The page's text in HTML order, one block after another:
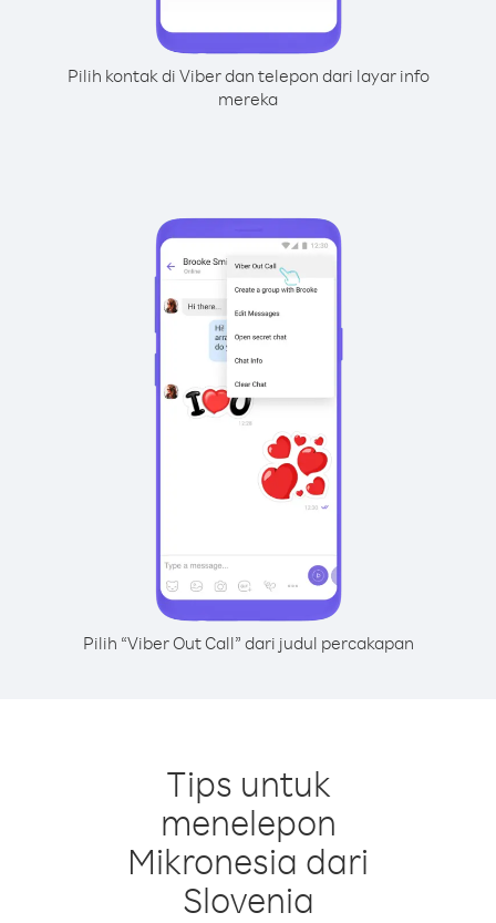
Pilih kontak di Viber dan telepon dari layar info
mereka
Pilih “Viber Out Call” dari judul percakapan
Tips untuk
menelepon
Mikronesia dari
Slovenia